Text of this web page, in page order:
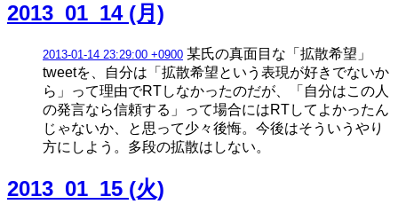
2013_01_14 (月)
2013-01-14 23:29:00 +0900 某氏の真面目な「拡散希望」
tweetを、自分は「拡散希望という表現が好きでないか
ら」って理由でRTしなかったのだが、「自分はこの人
の発言なら信頼する」って場合にはRTしてよかったん
じゃないか、と思って少々後悔。今後はそういうやり
方にしよう。多段の拡散はしない。
2013_01_15 (火)